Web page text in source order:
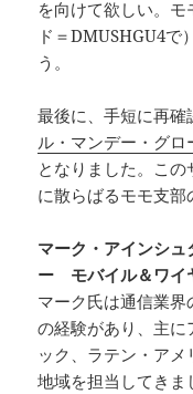
を向けて欲しい。
ド＝DMUSHGU4で
う。
最後に、手短に再確
ル・マンデー・グロ
となりました。こ
に散らばるモモ支部
マーク・アインシ
ー モバイル＆ワ
マーク氏は通信業界
の経験があり、主に
ック、ラテン・ア
地域を担当してきま